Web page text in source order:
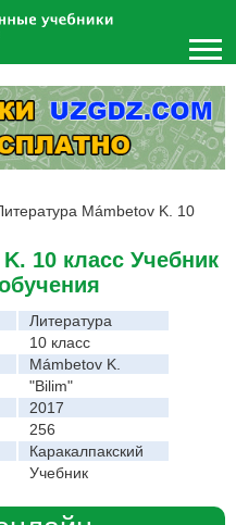
Mámbetov K. 10
10 класс Учебник
Литература
10 класс
Mámbetov K.
"Bilim"
2017
256
Каракалпакский
Учебник